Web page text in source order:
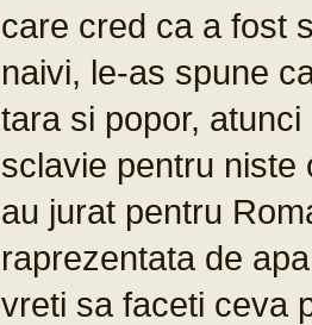
care cred ca a fost
naivi, le-as spune
tara si popor,
sclavie pentru niste
au jurat pentru
raprezentata de
vreti sa faceti ceva